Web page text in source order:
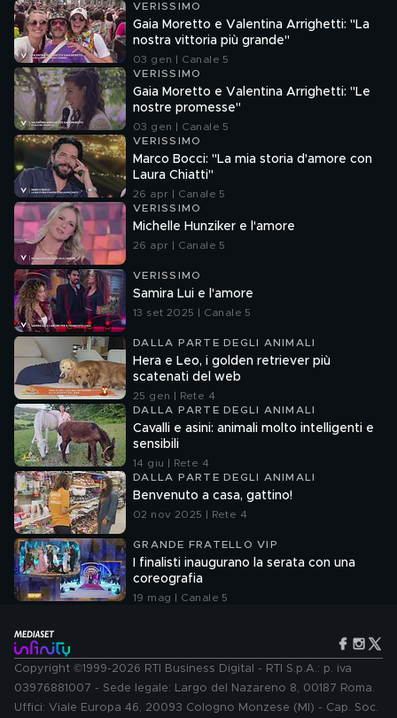
VERISSIMO
Gaia Moretto e Valentina Arrighetti: "La
nostra vittoria più grande"
03 gen | Canale 5
VERISSIMO
Gaia Moretto e Valentina Arrighetti: "Le
nostre promesse"
03 gen | Canale 5
VERISSIMO
Marco Bocci: "La mia storia d'amore con
Laura Chiatti"
26 apr | Canale 5
VERISSIMO
Michelle Hunziker e l'amore
26 apr | Canale 5
VERISSIMO
Samira Lui e l'amore
13 set 2025 | Canale 5
DALLA PARTE DEGLI ANIMALI
Hera e Leo, i golden retriever più
scatenati del web
25 gen | Rete 4
DALLA PARTE DEGLI ANIMALI
Cavalli e asini: animali molto intelligenti e
sensibili
14 giu | Rete 4
DALLA PARTE DEGLI ANIMALI
Benvenuto a casa, gattino!
02 nov 2025 | Rete 4
GRANDE FRATELLO VIP
I finalisti inaugurano la serata con una
coreografia
19 mag | Canale 5
Copyright ©1999-2026 RTI Business Digital - RTI S.p.A.: p. iva
03976881007 - Sede legale: Largo del Nazareno 8, 00187 Roma.
Uffici: Viale Europa 46, 20093 Cologno Monzese (MI) - Cap. Soc.